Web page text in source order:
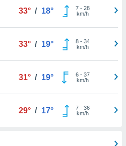
33° / 18° 7- 28
km/h
33° / 19° 8- 34
km/h
31° / 19° 6- 37
km/h
29° / 17° 7- 36
km/h